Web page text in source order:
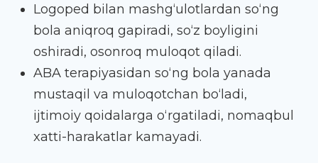
Logoped bilan mashg‘ulotlardan so‘ng
bola aniqroq gapiradi, so‘z boyligini
oshiradi, osonroq muloqot qiladi.
ABA terapiyasidan so‘ng bola yanada
mustaqil va muloqotchan bo‘ladi,
ijtimoiy qoidalarga o‘rgatiladi, nomaqbul
xatti-harakatlar kamayadi.